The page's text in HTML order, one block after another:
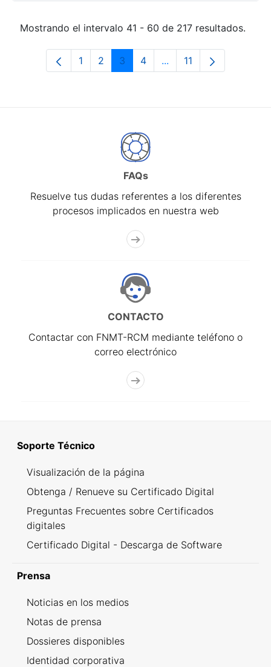
Mostrando el intervalo 41 - 60 de 217 resultados.
Página
1 Página
2 Página
3 Página
4 ...Páginas intermedias
Página
11
FAQs
Resuelve tus dudas referentes a los diferentes
procesos implicados en nuestra web
CONTACTO
Contactar con FNMT-RCM mediante teléfono o
correo electrónico
Soporte Técnico
Visualización de la página
Obtenga / Renueve su Certificado Digital
Preguntas Frecuentes sobre Certificados
digitales
Certificado Digital - Descarga de Software
Prensa
Noticias en los medios
Notas de prensa
Dossieres disponibles
Identidad corporativa